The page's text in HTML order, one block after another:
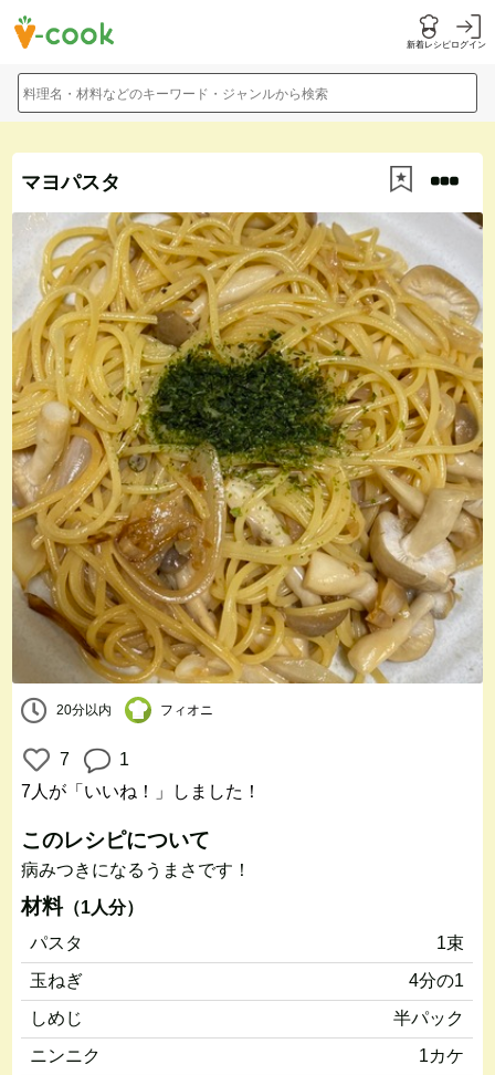
新着レシピログイン
料理名・材料などのキーワード・ジャンルから検索
マヨパスタ
20分以内 フィオニ
7
1
7人 が「いいね！」しました！
このレシピについて
病みつきになるうまさです！
材料（1人分）
パスタ
1束
玉ねぎ
4分の1
しめじ
半パック
ニンニク
1カケ